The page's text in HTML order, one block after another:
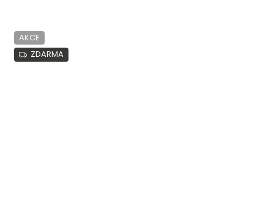
AKCE
ZDARMA